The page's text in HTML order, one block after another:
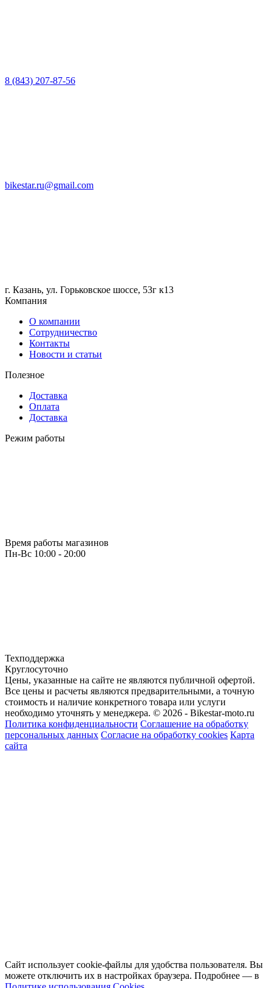
8 (843) 207-87-56
bikestar.ru@gmail.com
г. Казань, ул. Горьковское шоссе, 53г к13
Компания
О компании
Сотрудничество
Контакты
Новости и статьи
Полезное
Доставка
Оплата
Доставка
Режим работы
Время работы магазинов
Пн-Вс 10:00 - 20:00
Техподдержка
Круглосуточно
Цены, указанные на сайте не являются публичной офертой.
Все цены и расчеты являются предварительными, а точную
стоимость и наличие конкретного товара или услуги
необходимо уточнять у менеджера. © 2026 - Bikestar-moto.ru
Политика конфиденциальности Соглашение на обработку
персональных данных Согласие на обработку cookies Карта
сайта
Сайт использует cookie-файлы для удобства пользователя. Вы
можете отключить их в настройках браузера. Подробнее — в